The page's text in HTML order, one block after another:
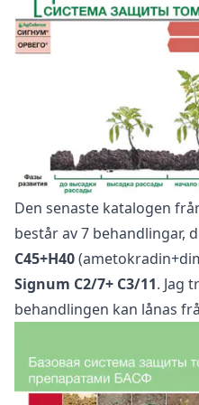
Den senaste katalogen
består av 7 behandlingar,
C45+H40
Signum C2/7+ C3/11. Jag
behandlingen kan lånas